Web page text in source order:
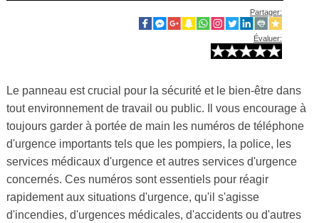
Partager:
Évaluer:
Le panneau est crucial pour la sécurité et le bien-être dans
tout environnement de travail ou public. Il vous encourage à
toujours garder à portée de main les numéros de téléphone
d'urgence importants tels que les pompiers, la police, les
services médicaux d'urgence et autres services d'urgence
concernés. Ces numéros sont essentiels pour réagir
rapidement aux situations d'urgence, qu'il s'agisse
d'incendies, d'urgences médicales, d'accidents ou d'autres